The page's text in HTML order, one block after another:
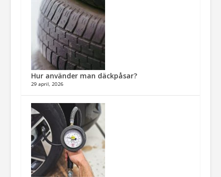
Hur använder man däckpåsar?
29 april, 2026